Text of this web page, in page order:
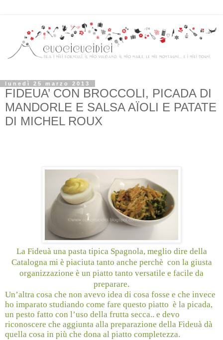
lunedì 25 marzo 2013
FIDEUA’ CON BROCCOLI, PICADA DI
MANDORLE E SALSA AÏOLI E PATATE
DI MICHEL ROUX
La Fideuàuna pasta tipica Spagnola, meglio dire della
Catalogna mi è piaciuta tanto anche perchè con la giusta
organizzazione è un piatto tanto versatile e facile da
preparare.
Un’altra cosa che non avevo idea di cosa fosse e che invece
ho imparato studiando come fare questo piatto è la picada,
un pesto fatto con l’uso della frutta secca.. e devo
riconoscere che aggiunta alla preparazione della Fideuà dà
quella cosa in più che dona al piatto completezza.